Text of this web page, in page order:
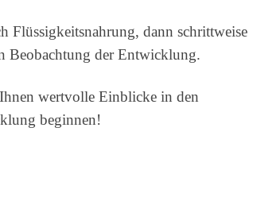
Flüssigkeitsnahrung, dann schrittweise
Beobachtung der Entwicklung.
wertvolle Einblicke in den
beginnen!